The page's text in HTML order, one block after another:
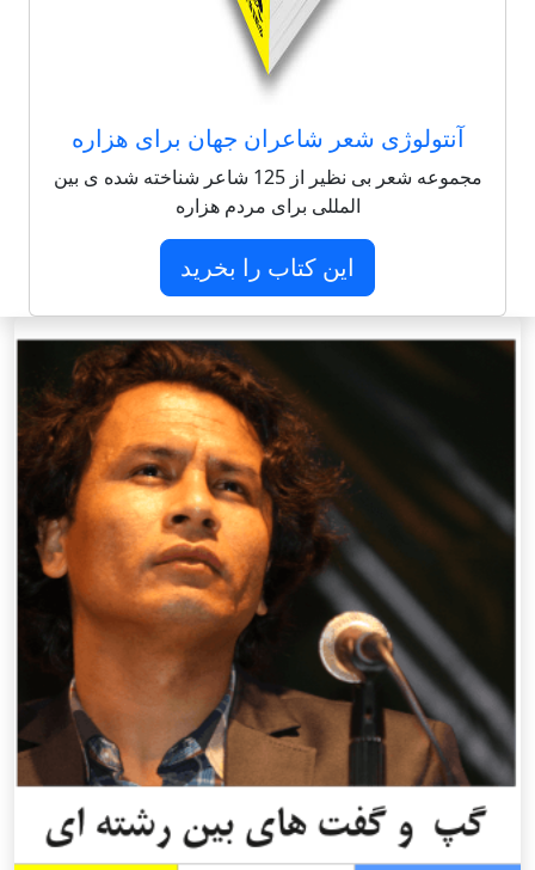
آنتولوژی شعر شاعران جهان برای هزاره
مجموعه شعر بی نظیر از 125 شاعر شناخته شده ی بین
المللی برای مردم هزاره
این کتاب را بخرید